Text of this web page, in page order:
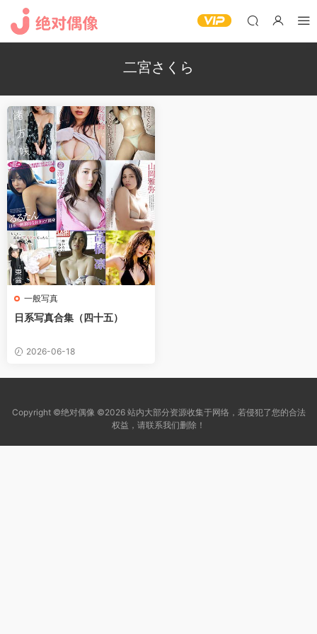
二宮さくら
一般写真
日系写真合集（四十五）
2026-06-18
Copyright ©绝对偶像 ©2026 站内大部分资源收集于网络，若侵犯了您的合法
权益，请联系我们删除！